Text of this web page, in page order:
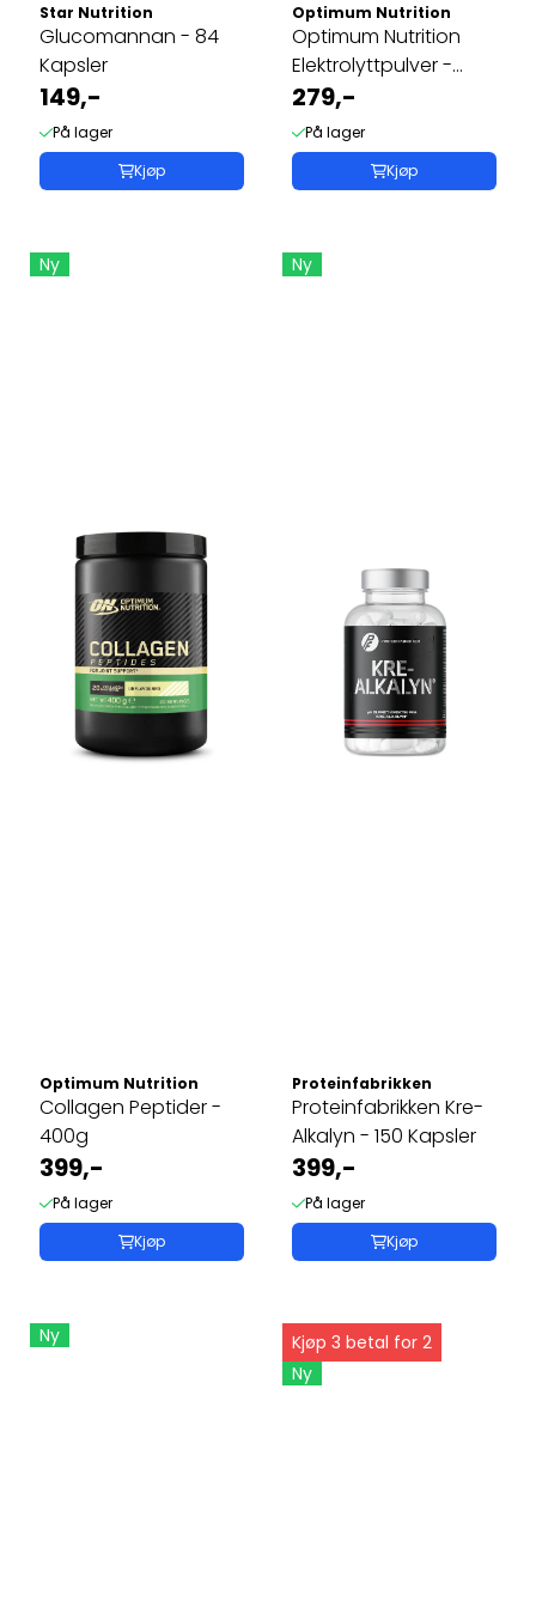
Star Nutrition
Glucomannan - 84
Kapsler
149,-
På lager
Kjøp
Optimum Nutrition
Optimum Nutrition
Elektrolyttpulver -
264g
279,-
På lager
Kjøp
Ny
Optimum Nutrition
Collagen Peptider -
400g
399,-
På lager
Kjøp
Ny
Proteinfabrikken
Proteinfabrikken Kre-
Alkalyn - 150 Kapsler
399,-
På lager
Kjøp
Ny
Kjøp 3 betal for 2
Ny